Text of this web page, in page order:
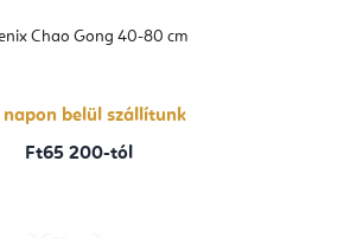
Chao Gong 40-80 cm
napon belül szállítunk
Ft65 200-tól